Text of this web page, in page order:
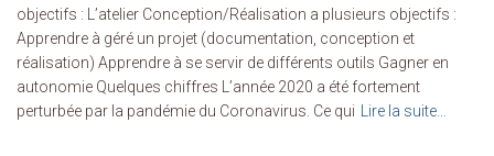
objectifs : L’atelier Conception/Réalisation a plusieurs objectifs :
Apprendre à géré un projet (documentation, conception et
réalisation) Apprendre à se servir de différents outils Gagner en
autonomie Quelques chiffres L’année 2020 a été fortement
perturbée par la pandémie du Coronavirus. Ce qui
Lire la suite…